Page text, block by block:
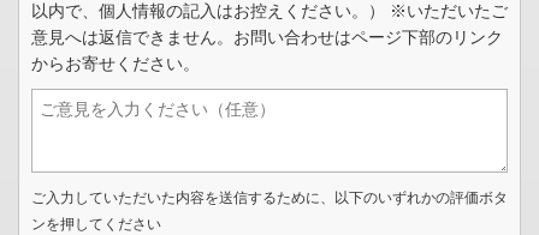
以内で、個人情報の記入はお控えください。） ※いただいたご
意見へは返信できません。お問い合わせはページ下部のリンク
からお寄せください。
ご入力していただいた内容を送信するために、以下のいずれかの評価ボタ
ンを押してください